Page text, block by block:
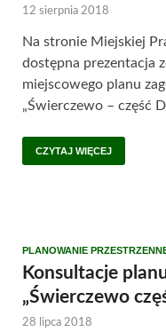
12 sierpnia 2018
Na stronie Miejskiej
dostępna prezentacja
miejscowego planu
„Świerczewo – część
CZYTAJ WIĘCEJ
PLANOWANIE
Konsultacje
„Świerczewo
28 lipca 2018